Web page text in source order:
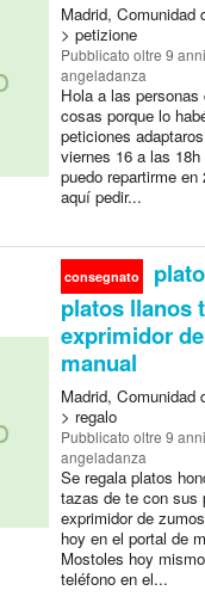
Madrid, Comunidad
> petizione
Pubblicato oltre 9
angeladanza
Hola a las
cosas porque lo
peticiones
viernes 16 a las
puedo repartirme
aquí pedir...
consegnato
platos llanos
exprimidor
manual
Madrid, Comunidad
> regalo
Pubblicato oltre 9
angeladanza
Se regala platos
tazas de te con sus
exprimidor de
hoy en el portal de
Mostoles hoy
teléfono en el...